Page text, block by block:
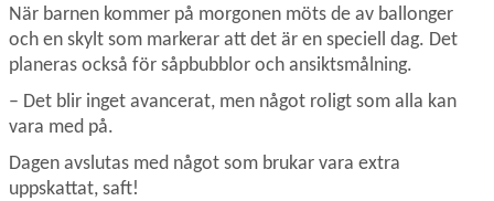
När barnen kommer på morgonen möts de av ballonger
och en skylt som markerar att det är en speciell dag. Det
planeras också för såpbubblor och ansiktsmålning.
– Det blir inget avancerat, men något roligt som alla kan
vara med på.
Dagen avslutas med något som brukar vara extra
uppskattat, saft!